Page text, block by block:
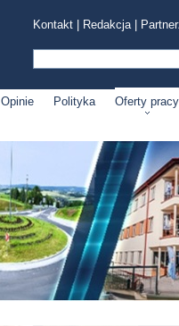
Kontakt Redakcja|
Opinie Polityka Oferty pracy